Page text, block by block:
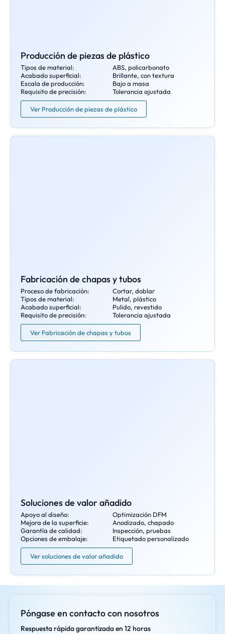
Producción de piezas de plástico
Tipos de material:
ABS, policarbonato
Acabado superficial:
Brillante, con textura
Escala de producción:
Bajo a masa
Requisito de precisión:
Tolerancia ajustada
Ver Producción de piezas de plástico
Fabricación de chapas y tubos
Proceso de fabricación:
Cortar, doblar
Tipos de material:
Metal, plástico
Acabado superficial:
Pulido, revestido
Requisito de precisión:
Tolerancia ajustada
Ver Fabricación de chapas y tubos
Soluciones de valor añadido
Apoyo al diseño:
Optimización DFM
Mejora de la superficie:
Anodizado, chapado
Garantía de calidad:
Inspección, pruebas
Opciones de embalaje:
Etiquetado personalizado
Ver soluciones de valor añadido
Póngase en contacto con nosotros
Respuesta rápida garantizada en 12 horas